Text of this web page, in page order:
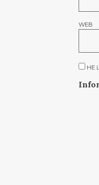
WEB
HE